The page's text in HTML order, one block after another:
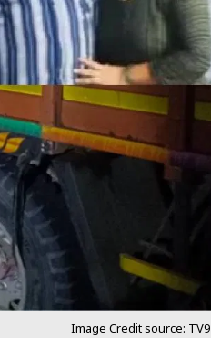
Image Credit source: TV9